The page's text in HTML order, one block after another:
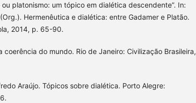
ou platonismo: um tópico em dialética descendente”. In:
Hermenêutica e dialética: entre Gadamer e Platão.
2014, p. 65-90.
a coerência do mundo. Rio de Janeiro: Civilização Brasileira,
Araújo. Tópicos sobre dialética. Porto Alegre: